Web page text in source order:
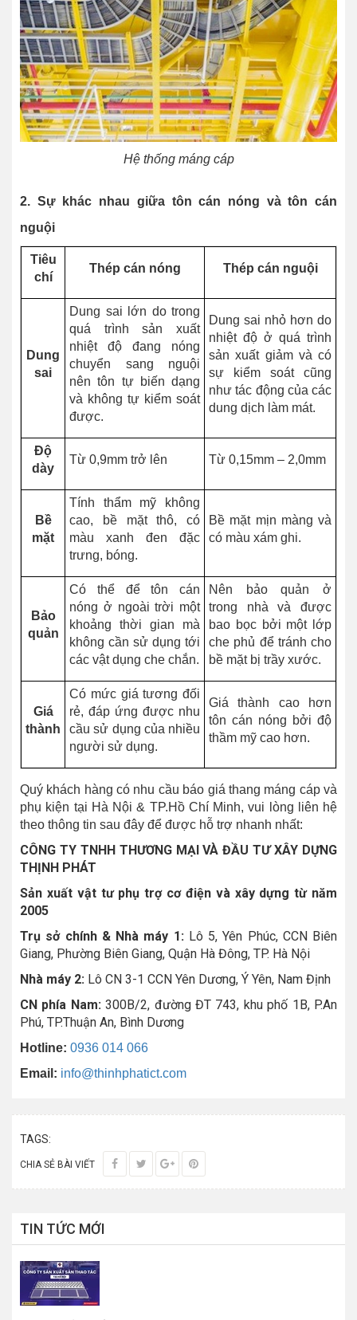
Hệ thống máng cáp
2. Sự khác nhau giữa tôn cán nóng và tôn cán
nguội
Tiêu
chí
Thép cán nóng Thép cán nguội
Dung
sai
Dung sai lớn do trong
quá trình sản xuất
nhiệt độ đang nóng
chuyển sang nguội
nên tôn tự biến dạng
và không tự kiểm soát
được.
Dung sai nhỏ hơn do
nhiệt độ ở quá trình
sản xuất giảm và có
sự kiểm soát cũng
như tác động của các
dung dịch làm mát.
Độ
dày
Từ 0,9mm trở lên Từ 0,15mm – 2,0mm
Bề
mặt
Tính thẩm mỹ không
cao, bề mặt thô, có
màu xanh đen đặc
trưng, bóng.
Bề mặt mịn màng và
có màu xám ghi.
Bảo
quản
Có thể để tôn cán
nóng ở ngoài trời một
khoảng thời gian mà
không cần sử dụng tới
các vật dụng che chắn.
Nên bảo quản ở
trong nhà và được
bao bọc bởi một lớp
che phủ để tránh cho
bề mặt bị trầy xước.
Giá
thành
Có mức giá tương đối
rẻ, đáp ứng được nhu
cầu sử dụng của nhiều
người sử dụng.
Giá thành cao hơn
tôn cán nóng bởi độ
thầm mỹ cao hơn.
Quý khách hàng có nhu cầu báo giá thang máng cáp và
phụ kiện tại Hà Nội & TP.Hồ Chí Minh, vui lòng liên hệ
theo thông tin sau đây để được hỗ trợ nhanh nhất:
CÔNG TY TNHH THƯƠNG MẠI VÀ ĐẦU TƯ XÂY DỰNG
THỊNH PHÁT
Sản xuất vật tư phụ trợ cơ điện và xây dựng từ năm
2005
Trụ sở chính & Nhà máy 1: Lô 5, Yên Phúc, CCN Biên
Giang, Phường Biên Giang, Quận Hà Đông, TP. Hà Nội
Nhà máy 2: Lô CN 3-1 CCN Yên Dương, Ý Yên, Nam Định
CN phía Nam:300B/2, đường ĐT 743, khu phố 1B, P.An
Phú, TP.Thuận An, Bình Dương
Hotline: 0936 014 066
Email: info@thinhphatict.com
TAGS:
CHIA SẺ BÀI VIẾT
TIN TỨC MỚI